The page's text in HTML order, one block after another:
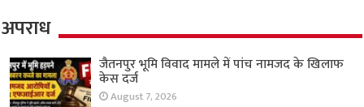
अपराध
जैतनपुर भूमि विवाद मामले में पांच नामजद के खिलाफ
केस दर्ज
August 7, 2026